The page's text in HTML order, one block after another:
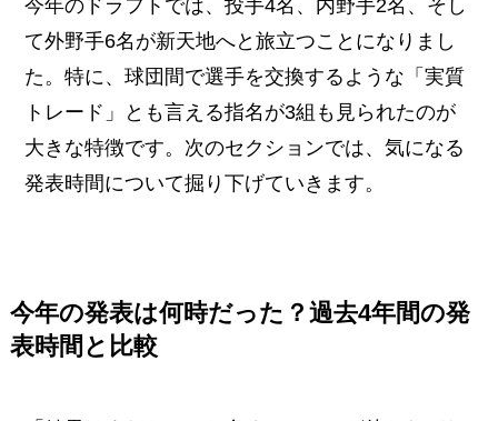
今年のドラフトでは、投手4名、内野手2名、そし
て外野手6名が新天地へと旅立つことになりまし
た。特に、球団間で選手を交換するような「実質
トレード」とも言える指名が3組も見られたのが
大きな特徴です。次のセクションでは、気になる
発表時間について掘り下げていきます。
今年の発表は何時だった？過去4年間の発
表時間と比較